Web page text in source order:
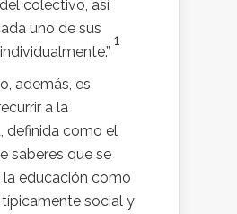
colectivo, así
uno de sus
1
además, es
a la
definida como el
saberes que se
educación como
social y